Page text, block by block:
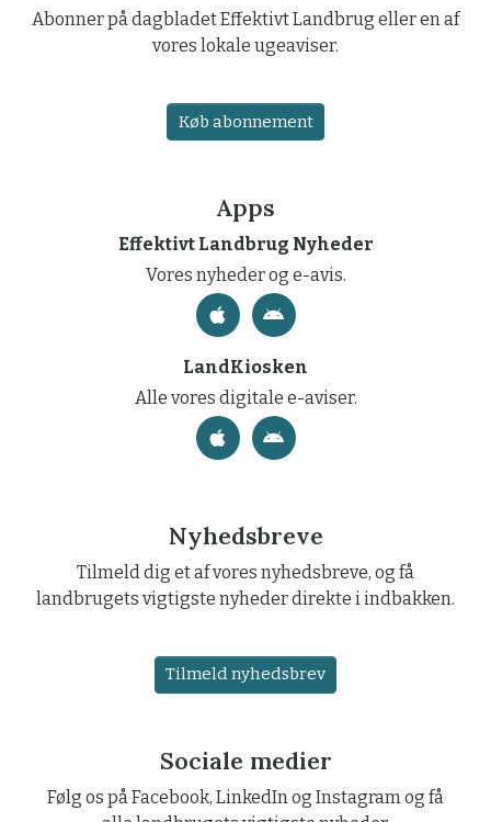
Abonner på dagbladet Effektivt Landbrug eller en af
vores lokale ugeaviser.
Køb abonnement
Apps
Effektivt Landbrug Nyheder
Vores nyheder og e-avis.
LandKiosken
Alle vores digitale e-aviser.
Nyhedsbreve
Tilmeld dig et af vores nyhedsbreve, og få
landbrugets vigtigste nyheder direkte i indbakken.
Tilmeld nyhedsbrev
Sociale medier
Følg os på Facebook, LinkedIn og Instagram og få